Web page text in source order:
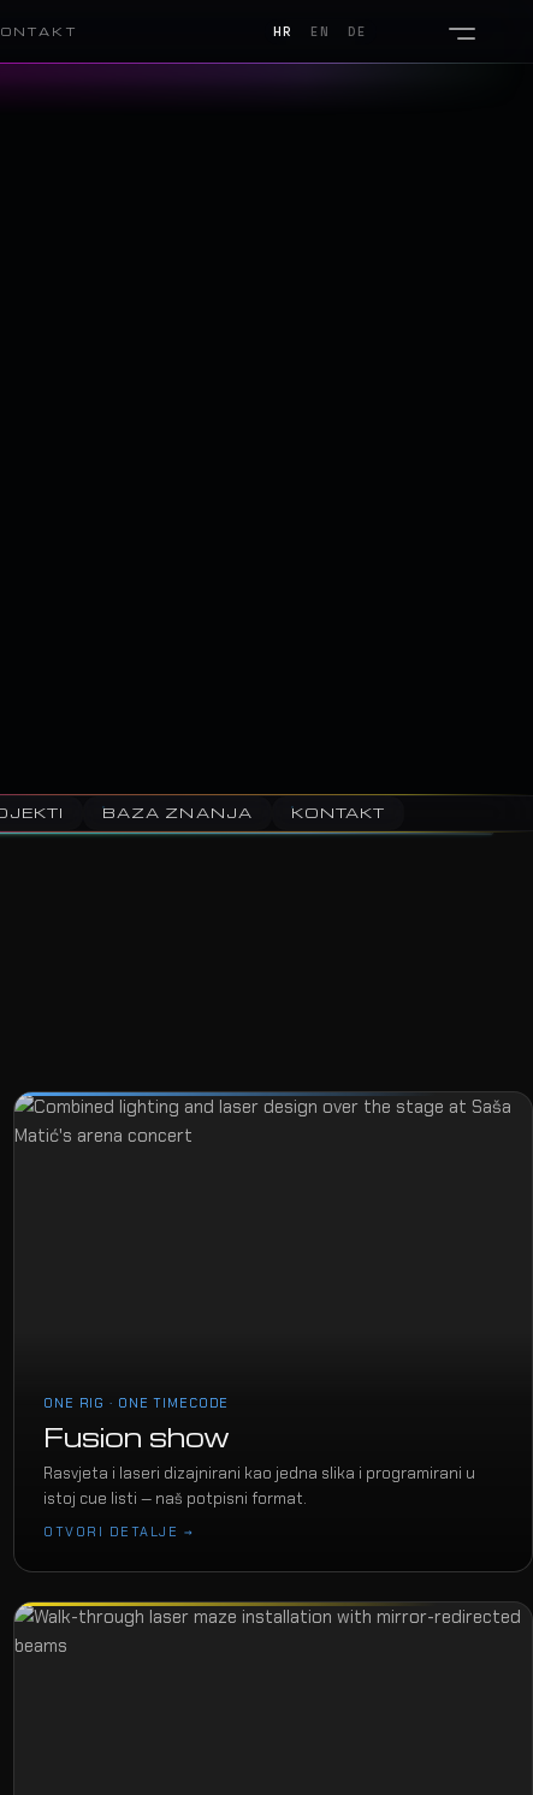
HR EN DE
BAZA ZNANJA KONTAKT
ONE RIG · ONE TIMECODE
Fusion show
Rasvjeta i laseri dizajnirani kao jedna slika i programirani u
istoj cue listi — naš potpisni format.
OTVORI DETALJE →